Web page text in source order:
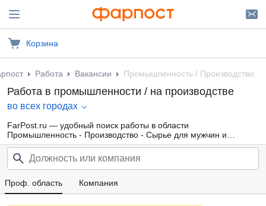
Корзина
Работа Вакансии Промышленность / Производство
Работа в промышленности / на производстве
во всех городах
FarPost.ru — удобный поиск работы в области
Промышленность - Производство - Сырье для мужчин и
женщин от прямых работодателей, а также от кадровых
агентств. Свежие вакансии каждый день.
Проф. область Компания